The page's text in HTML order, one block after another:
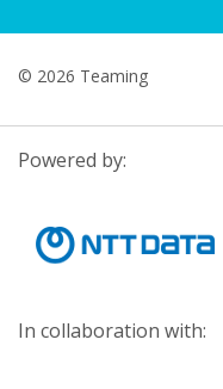
© 2026 Teaming
Powered by:
In collaboration with: